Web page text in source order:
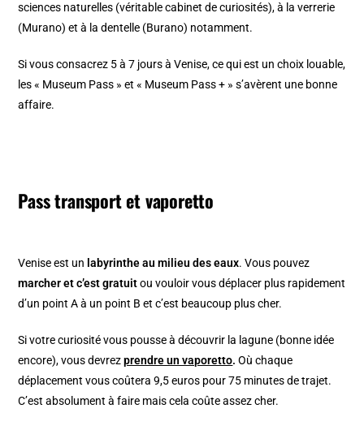
sciences naturelles (véritable cabinet de curiosités), à la verrerie
(Murano) et à la dentelle (Burano) notamment.
Si vous consacrez 5 à 7 jours à Venise, ce qui est un choix louable,
les « Museum Pass » et « Museum Pass + » s’avèrent une bonne
affaire.
Pass transport et vaporetto
Venise est un labyrinthe au milieu des eaux. Vous pouvez
marcher et c’est gratuitou vouloir vous déplacer plus rapidement
d’un point A à un point B et c’est beaucoup plus cher.
Si votre curiosité vous pousse à découvrir la lagune (bonne idée
encore), vous devrezprendre un vaporetto.Où chaque
déplacement vous coûtera 9,5 euros pour 75 minutes de trajet.
C’est absolument à faire mais cela coûte assez cher.